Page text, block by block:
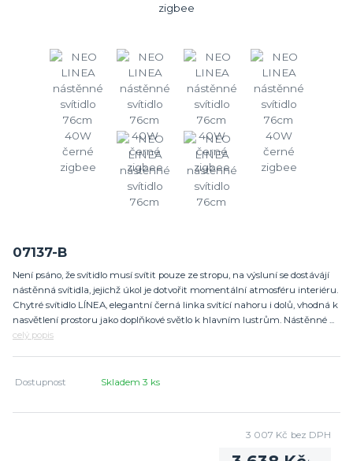
07137-B
Není psáno, že svítidlo musí svítit pouze ze stropu, na výsluní se dostávájí
nástěnná svítidla, jejichž úkol je dotvořit momentální atmosféru interiéru.
Chytré svítidlo LÍNEA, elegantní černá linka svítící nahoru i dolů, vhodná k
nasvětlení prostoru jako doplňkové světlo k hlavním lustrům. Nástěnné ...
celý popis
Dostupnost Skladem 3 ks
3 007 Kč bez DPH